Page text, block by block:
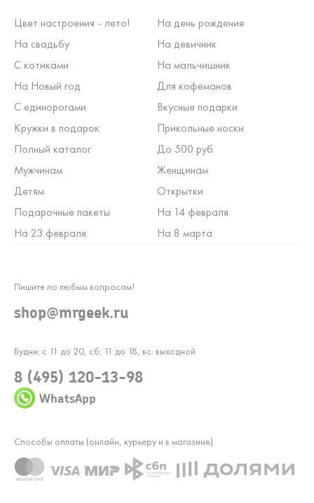
Цвет настроения - лето!
На день рождения
На свадьбу
На девичник
С котиками
На мальчишник
На Новый год
Для кофеманов
С единорогами
Вкусные подарки
Кружки в подарок
Прикольные носки
Полный каталог
До 500 руб.
Мужчинам
Женщинам
Детям
Открытки
Подарочные пакеты
На 14 февраля
На 23 февраля
На 8 марта
Будни: с 11 до 20, сб: 11 до 18, вс: выходной
8 (495) 120-13-98
WhatsApp
Пишите по любым вопросам!
shop@mrgeek.ru
Способы оплаты (онлайн, курьеру и в магазине)